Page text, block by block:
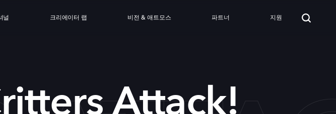
널 크리에이터 랩 비전 & 애트모스 파트너 지원
Attack!